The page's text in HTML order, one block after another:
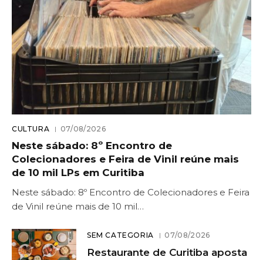
CULTURA 07/08/2026
Neste sábado: 8º Encontro de
Colecionadores e Feira de Vinil reúne mais
de 10 mil LPs em Curitiba
Neste sábado: 8º Encontro de Colecionadores e Feira
de Vinil reúne mais de 10 mil…
SEM CATEGORIA 07/08/2026
Restaurante de Curitiba aposta